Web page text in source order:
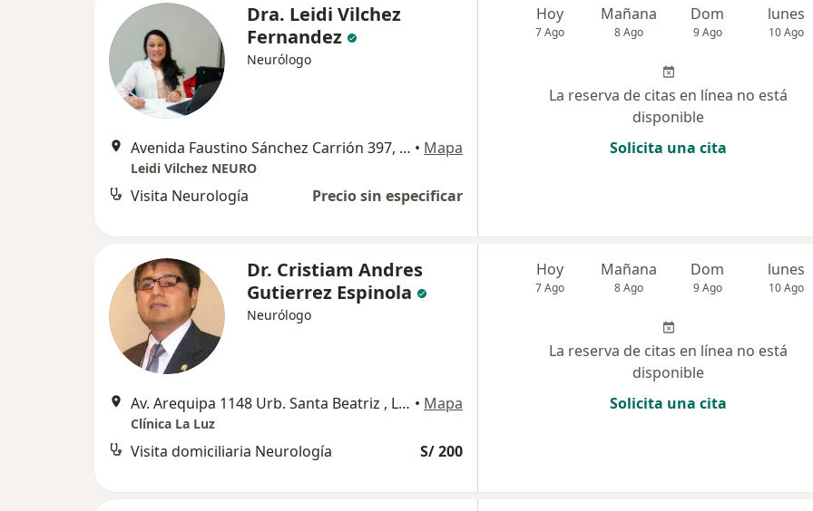
Dra. Leidi Vilchez
Fernandez
Neurólogo
Avenida Faustino Sánchez Carrión 397, Lima • Mapa
Leidi Vilchez NEURO
Visita Neurología Precio sin especificar
Hoy
7 Ago
Mañana
8 Ago
Dom
9 Ago
lunes
10 Ago
La reserva de citas en línea no está
disponible
Solicita una cita
Dr. Cristiam Andres
Gutierrez Espinola
Neurólogo
Av. Arequipa 1148 Urb. Santa Beatriz , Lince, Lima • Mapa
Clínica La Luz
Visita domiciliaria Neurología S/ 200
Hoy
7 Ago
Mañana
8 Ago
Dom
9 Ago
lunes
10 Ago
La reserva de citas en línea no está
disponible
Solicita una cita